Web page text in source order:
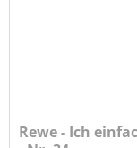
Rewe - Ich